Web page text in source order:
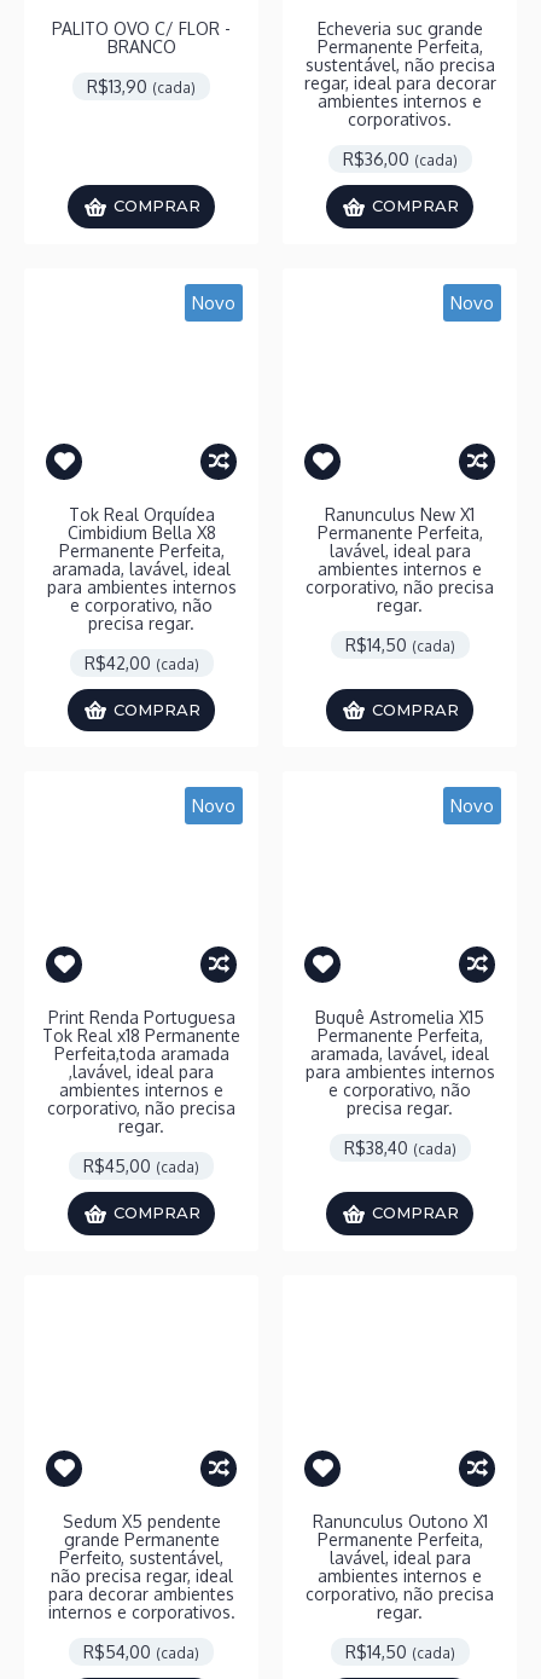
PALITO OVO C/ FLOR -
BRANCO
R$13,90 (cada)
COMPRAR
Echeveria suc grande
Permanente Perfeita,
sustentável, não precisa
regar, ideal para decorar
ambientes internos e
corporativos.
R$36,00 (cada)
COMPRAR
Novo
Tok Real Orquídea
Cimbidium Bella X8
Permanente Perfeita,
aramada, lavável, ideal
para ambientes internos
e corporativo, não
precisa regar.
R$42,00 (cada)
COMPRAR
Novo
Ranunculus New X1
Permanente Perfeita,
lavável, ideal para
ambientes internos e
corporativo, não precisa
regar.
R$14,50 (cada)
COMPRAR
Novo
Print Renda Portuguesa
Tok Real x18 Permanente
Perfeita,toda aramada
,lavável, ideal para
ambientes internos e
corporativo, não precisa
regar.
R$45,00 (cada)
COMPRAR
Novo
Buquê Astromelia X15
Permanente Perfeita,
aramada, lavável, ideal
para ambientes internos
e corporativo, não
precisa regar.
R$38,40 (cada)
COMPRAR
Sedum X5 pendente
grande Permanente
Perfeito, sustentável,
não precisa regar, ideal
para decorar ambientes
internos e corporativos.
R$54,00 (cada)
Ranunculus Outono X1
Permanente Perfeita,
lavável, ideal para
ambientes internos e
corporativo, não precisa
regar.
R$14,50 (cada)